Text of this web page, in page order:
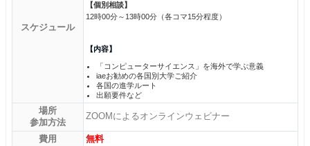
スケジュール
【個別相談】
12時00分～13時00分（各コマ15分程度）
【内容】
「コンピューターサイエンス」を海外で学ぶ意義
iaeお勧めの各国別大学ご紹介
各国の進学ルート
出願要件など
場所
参加方法
ZOOMによるオンラインウェビナー
費用
無料